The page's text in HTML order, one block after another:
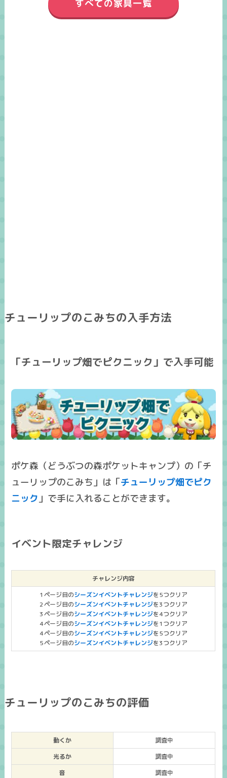
すべての家具一覧
チューリップのこみちの入手方法
「チューリップ畑でピクニック」で入手可能
ポケ森（どうぶつの森ポケットキャンプ）の「チ
ューリップのこみち」は「チューリップ畑でピク
ニック 」で手に入れることができます。
イベント限定チャレンジ
チャレンジ内容
1ページ目のシーズンイベントチャレンジを5つクリア
2ページ目のシーズンイベントチャレンジを3つクリア
3ページ目のシーズンイベントチャレンジを4つクリア
4ページ目のシーズンイベントチャレンジを1つクリア
4ページ目のシーズンイベントチャレンジを5つクリア
5ページ目のシーズンイベントチャレンジを3つクリア
チューリップのこみちの評価
動くか
調査中
光るか
調査中
音
調査中